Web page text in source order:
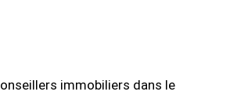
immobiliers dans le